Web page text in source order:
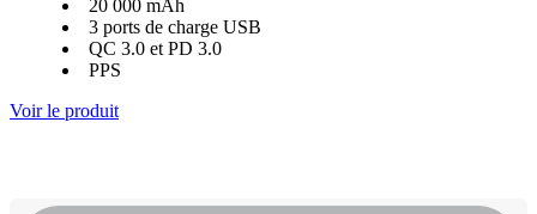
20 000 mAh
3 ports de charge USB
QC 3.0 et PD 3.0
PPS
Voir le produit